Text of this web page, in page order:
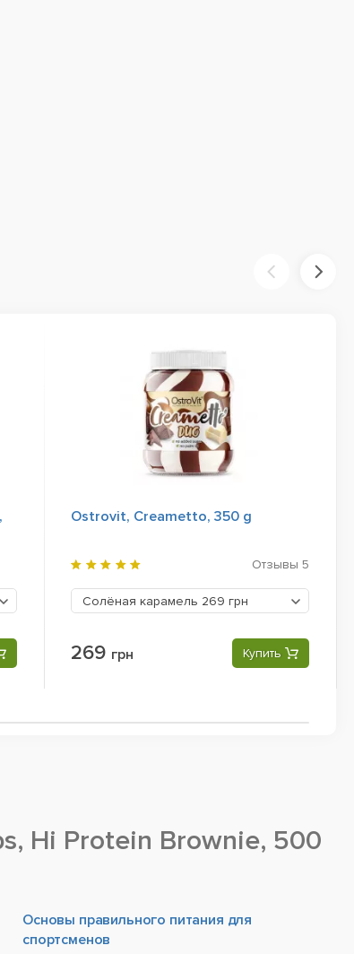
Ostrovit, Creametto, 350 g
Отзывы 5
Солёная карамель 269 грн
269 грн Купить
Hi Protein Brownie, 500
Основы правильного питания для
спортсменов